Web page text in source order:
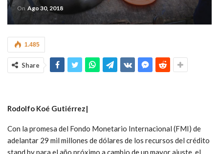
On Ago 30, 2018
1.485
Share
Rodolfo Koé Gutiérrez|
Con la promesa del Fondo Monetario Internacional (FMI) de
adelantar 29 mil millones de dólares de los recursos del crédito
stand by para el año próximo a cambio de un mayor ajuste, el